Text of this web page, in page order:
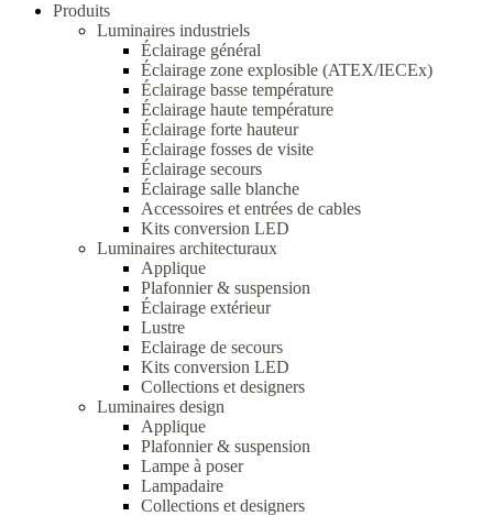
Produits
Luminaires industriels
Éclairage général
Éclairage zone explosible (ATEX/IECEx)
Éclairage basse température
Éclairage haute température
Éclairage forte hauteur
Éclairage fosses de visite
Éclairage secours
Éclairage salle blanche
Accessoires et entrées de cables
Kits conversion LED
Luminaires architecturaux
Applique
Plafonnier & suspension
Éclairage extérieur
Lustre
Eclairage de secours
Kits conversion LED
Collections et designers
Luminaires design
Applique
Plafonnier & suspension
Lampe à poser
Lampadaire
Collections et designers